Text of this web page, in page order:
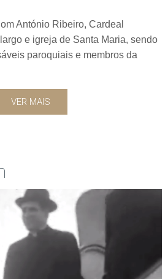
António Ribeiro, Cardeal
e igreja de Santa Maria, sendo
paroquiais e membros da
VER MAIS